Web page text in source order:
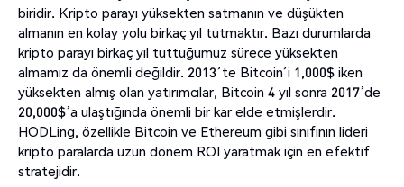
biridir. Kripto parayı yüksekten satmanın ve düşükten
almanın en kolay yolu birkaç yıl tutmaktır. Bazı durumlarda
kripto parayı birkaç yıl tuttuğumuz sürece yüksekten
almamız da önemli değildir. 2013’te Bitcoin’i 1,000$ iken
yüksekten almış olan yatırımcılar, Bitcoin 4 yıl sonra 2017’de
20,000$’a ulaştığında önemli bir kar elde etmişlerdir.
HODLing, özellikle Bitcoin ve Ethereum gibi sınıfının lideri
kripto paralarda uzun dönem ROI yaratmak için en efektif
stratejidir.